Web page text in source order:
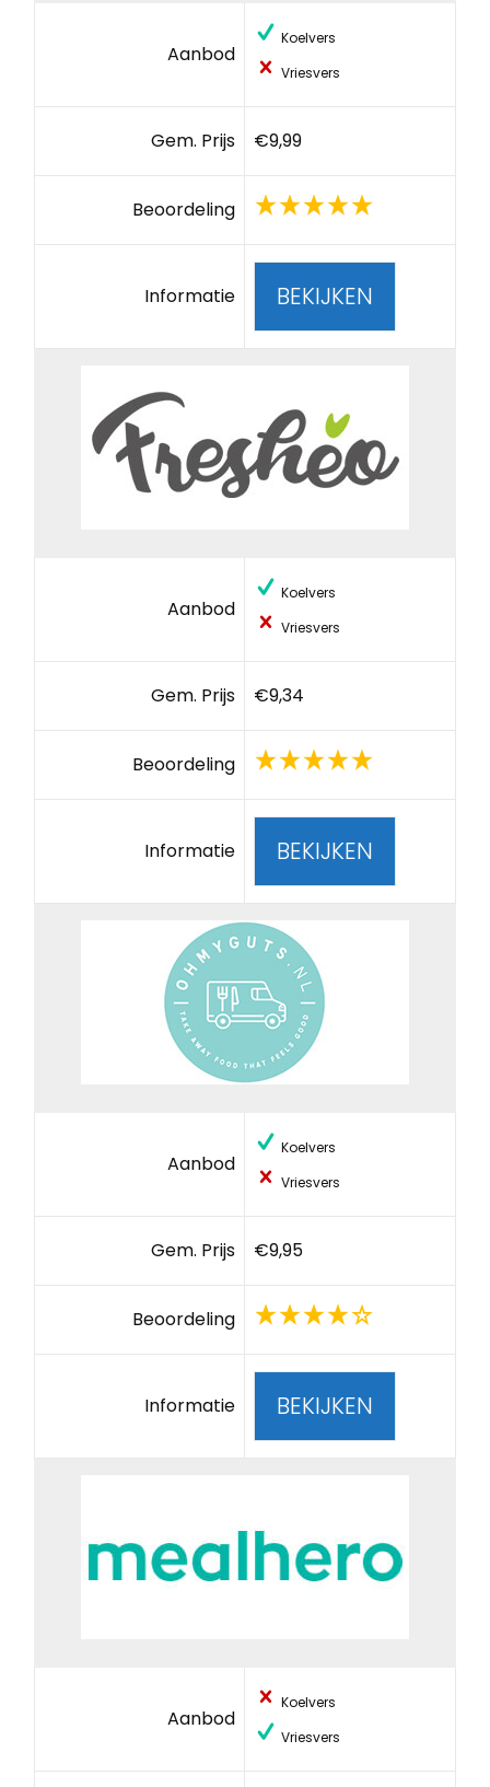
Aanbod
Koelvers
Vriesvers
Gem. Prijs €9,99
Beoordeling
Informatie BEKIJKEN
Aanbod
Koelvers
Vriesvers
Gem. Prijs €9,34
Beoordeling
Informatie BEKIJKEN
Aanbod
Koelvers
Vriesvers
Gem. Prijs €9,95
Beoordeling
Informatie BEKIJKEN
Aanbod
Koelvers
Vriesvers